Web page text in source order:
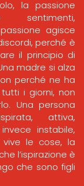
la passione
sentimenti,
agisce
perché è
il principio di
madre si alza
perché ne ha
i giorni, non
Una persona
attiva,
instabile,
vive le cose, la
l’ispirazione è
che sono figli